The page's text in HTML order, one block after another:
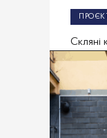
Скляні